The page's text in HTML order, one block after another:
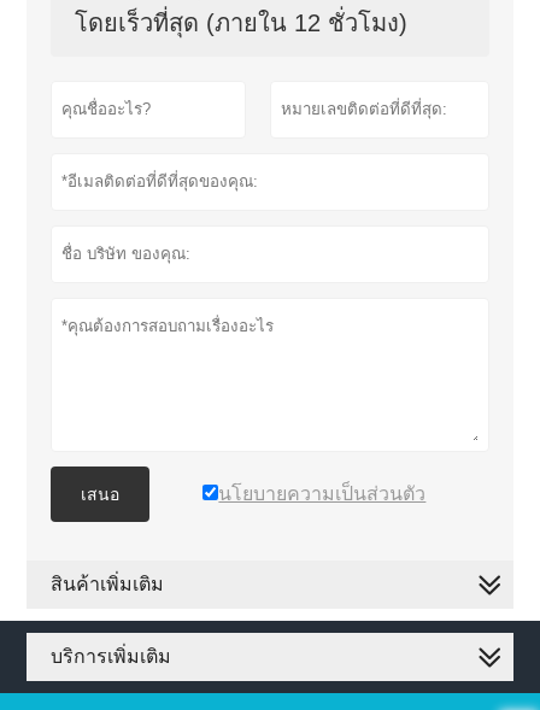
โดยเร็วที่สุด (ภายใน 12 ชั่วโมง)
เสนอ นโยบายความเป็นส่วนตัว
สินค้าเพิ่มเติม
บริการเพิ่มเติม